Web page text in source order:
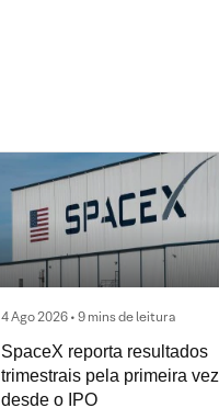
4 Ago 2026 • 9 mins de leitura
SpaceX reporta resultados
trimestrais pela primeira vez
desde o IPO